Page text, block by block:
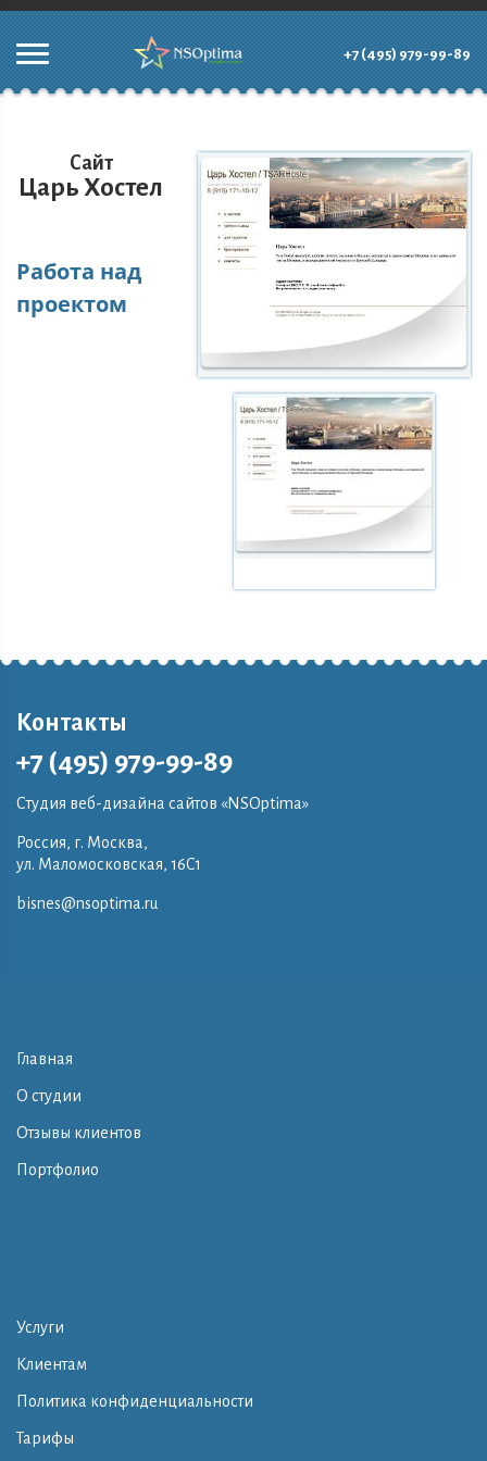
+7 (495) 979-99-89
Сайт
Царь Хостел
Работа над
проектом
Контакты
+7 (495) 979-99-89
Студия веб-дизайна сайтов «NSOptima»
Россия, г. Москва,
ул. Маломосковская, 16C1
bisnes@nsoptima.ru
Главная
О студии
Отзывы клиентов
Портфолио
Услуги
Клиентам
Политика конфиденциальности
Тарифы